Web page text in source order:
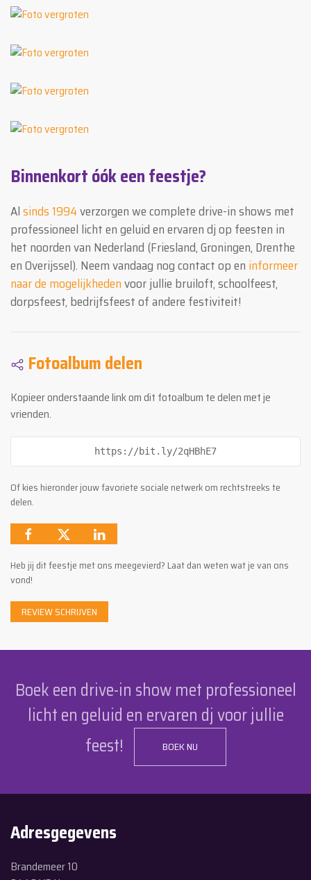
Binnenkort óók een feestje?
Alsinds 1994verzorgen we complete drive-in shows met
professioneel licht en geluid en ervaren dj op feesten in
het noorden van Nederland (Friesland, Groningen, Drenthe
en Overijssel). Neem vandaag nog contact op en informeer
naar de mogelijkhedenvoor jullie bruiloft, schoolfeest,
dorpsfeest, bedrijfsfeest of andere festiviteit!
Fotoalbum delen
Kopieer onderstaande link om dit fotoalbum te delen met je
vrienden.
https://bit.ly/2qHBhE7
Of kies hieronder jouw favoriete sociale netwerk om rechtstreeks te
delen.
Heb jij dit feestje met ons meegevierd? Laat dan weten wat je van ons
vond!
REVIEW SCHRIJVEN
Boek een drive-in show met professioneel
licht en geluid en ervaren dj voor jullie
feest!
BOEK NU
Adresgegevens
Brandemeer 10